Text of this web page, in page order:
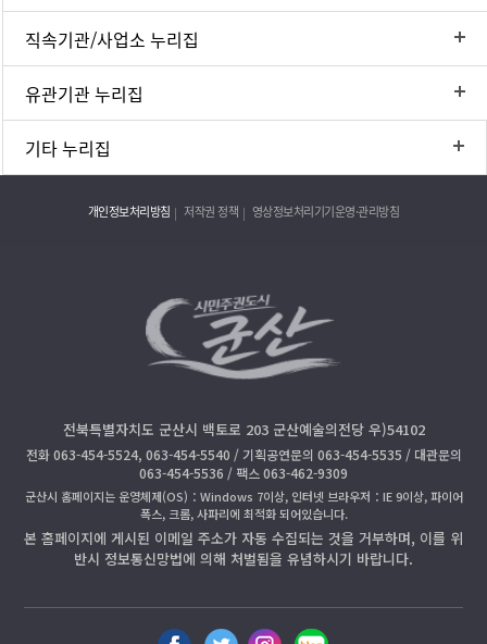
직속기관/사업소 누리집
유관기관 누리집
기타 누리집
개인정보처리방침 저작권 정책 영상정보처리기기운영·관리방침
전북특별자치도 군산시 백토로 203 군산예술의전당 우)54102
전화 063-454-5524, 063-454-5540 / 기획공연문의 063-454-5535 / 대관문의
063-454-5536 / 팩스 063-462-9309
군산시 홈페이지는 운영체제(OS)：Windows 7이상, 인터넷 브라우저：IE 9이상, 파이어
폭스, 크롬, 사파리에 최적화 되어있습니다.
본 홈페이지에 게시된 이메일 주소가 자동 수집되는 것을 거부하며, 이를 위
반시 정보통신망법에 의해 처벌됨을 유념하시기 바랍니다.
페 트 인 블